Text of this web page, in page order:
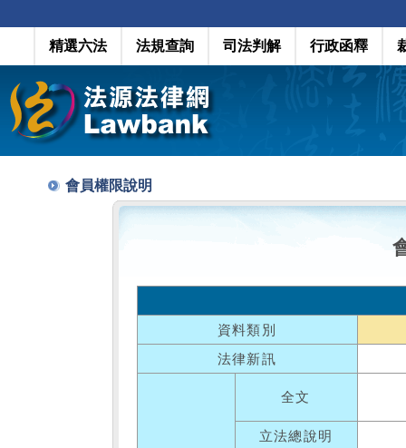
精選六法 法規查詢 司法判解 行政函釋
會員權限說明
資料類別
法律新訊
全文
立法總說明